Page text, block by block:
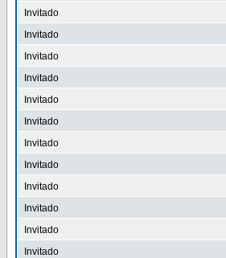
Invitado
Invitado
Invitado
Invitado
Invitado
Invitado
Invitado
Invitado
Invitado
Invitado
Invitado
Invitado